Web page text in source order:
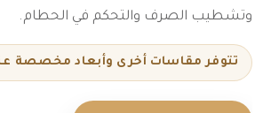
وتشطيب الصرف والتحكم في الحطام.
تتوفر مقاسات أخرى وأبعاد مخصصة